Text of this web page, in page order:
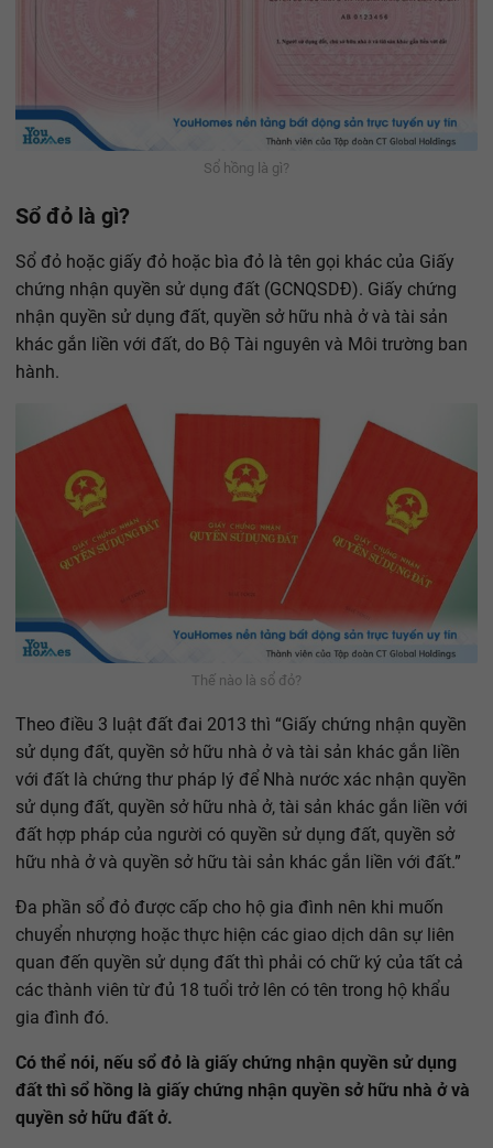
Sổ hồng là gì?
Sổ đỏ là gì?
Sổ đỏ hoặc giấy đỏ hoặc bìa đỏ là tên gọi khác của Giấy
chứng nhận quyền sử dụng đất (GCNQSDĐ). Giấy chứng
nhận quyền sử dụng đất, quyền sở hữu nhà ở và tài sản
khác gắn liền với đất, do Bộ Tài nguyên và Môi trường ban
hành.
Thế nào là sổ đỏ?
Theo điều 3 luật đất đai 2013 thì “Giấy chứng nhận quyền
sử dụng đất, quyền sở hữu nhà ở và tài sản khác gắn liền
với đất là chứng thư pháp lý để Nhà nước xác nhận quyền
sử dụng đất, quyền sở hữu nhà ở, tài sản khác gắn liền với
đất hợp pháp của người có quyền sử dụng đất, quyền sở
hữu nhà ở và quyền sở hữu tài sản khác gắn liền với đất.”
Đa phần sổ đỏ được cấp cho hộ gia đình nên khi muốn
chuyển nhượng hoặc thực hiện các giao dịch dân sự liên
quan đến quyền sử dụng đất thì phải có chữ ký của tất cả
các thành viên từ đủ 18 tuổi trở lên có tên trong hộ khẩu
gia đình đó.
Có thể nói, nếu sổ đỏ là giấy chứng nhận quyền sử dụng
đất thì sổ hồng là giấy chứng nhận quyền sở hữu nhà ở và
quyền sở hữu đất ở.